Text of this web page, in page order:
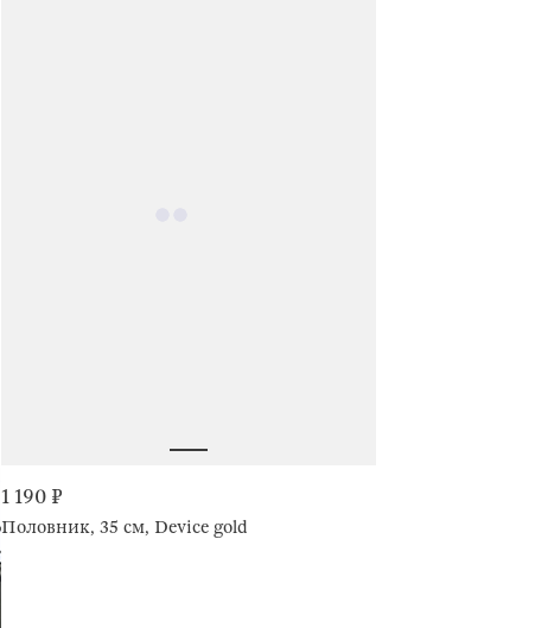
1 190 ₽
Половник, 35 см, Device gold